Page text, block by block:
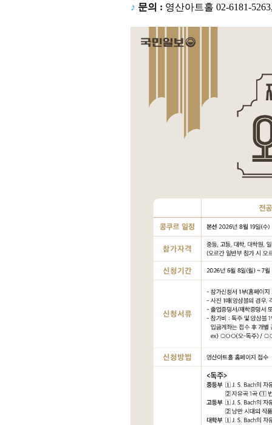
♪ 문의 : 영산아트홀 02-6181-